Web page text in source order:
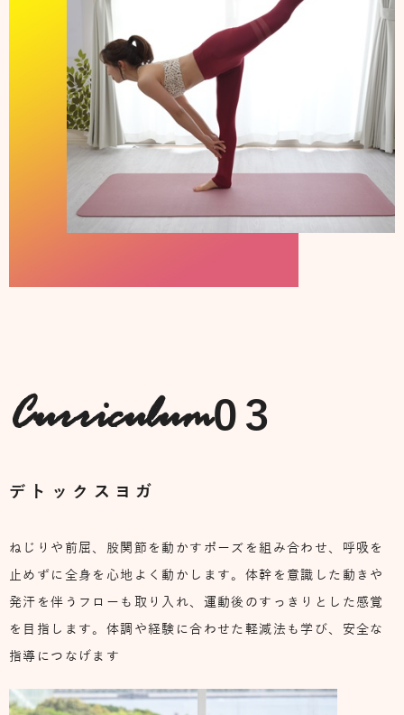
Curriculum03
デトックスヨガ
ねじりや前屈、股関節を動かすポーズを組み合わせ、呼吸を
止めずに全身を心地よく動かします。体幹を意識した動きや
発汗を伴うフローも取り入れ、運動後のすっきりとした感覚
を目指します。体調や経験に合わせた軽減法も学び、安全な
指導につなげます